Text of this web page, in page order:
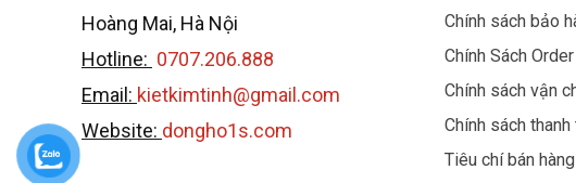
Zeitwerk được giới thiệu lần đầu vào năm 2009 và
đồng hồ này có một mặt số đặc biệt với các vạch số lớn
Trên thực tế trước đó đã có nhiều dòng sản phẩm cũng
Hoàng Mai, Hà Nội
Hotline: 0707.206.888
Email: kietkimtinh@gmail.com
Website: dongho1s.com
Chính sách bảo
Chính Sách Order
Chính sách vận
Chính sách thanh
Tiêu chí bán hàng